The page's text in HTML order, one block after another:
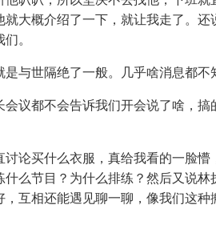
大概介绍了一下，就让我走了。
。
与世隔绝了一般。几乎啥消息都不
议都不会告诉我们开会说了啥，
论买什么衣服，真给我看的一脸
么节目？为什么排练？然后又说
互相还能遇见聊一聊，像我们这